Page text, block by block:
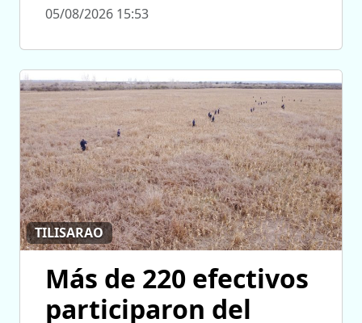
05/08/2026 15:53
TILISARAO
Más de 220 efectivos
participaron del